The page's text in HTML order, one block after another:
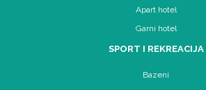
Apart hotel
Garni hotel
SPORT I REKREACIJA
Bazeni